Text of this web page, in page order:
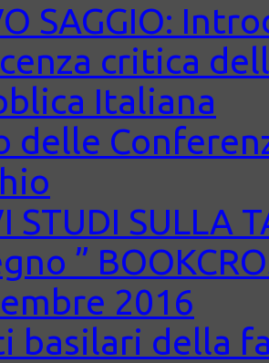
SAGGIO:
critica
Italiana
delle
STUDI SULLA
”
2016
basilari della